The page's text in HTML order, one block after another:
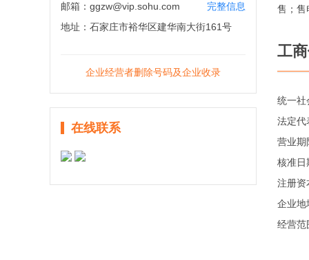
邮箱： ggzw@vip.sohu.com
完整信息
地址： 石家庄市裕华区建华南大街161号
企业经营者删除号码及企业收录
在线联系
售；售
工
统一社
法定代
营业期
核准日
注册资
企业地
经营范